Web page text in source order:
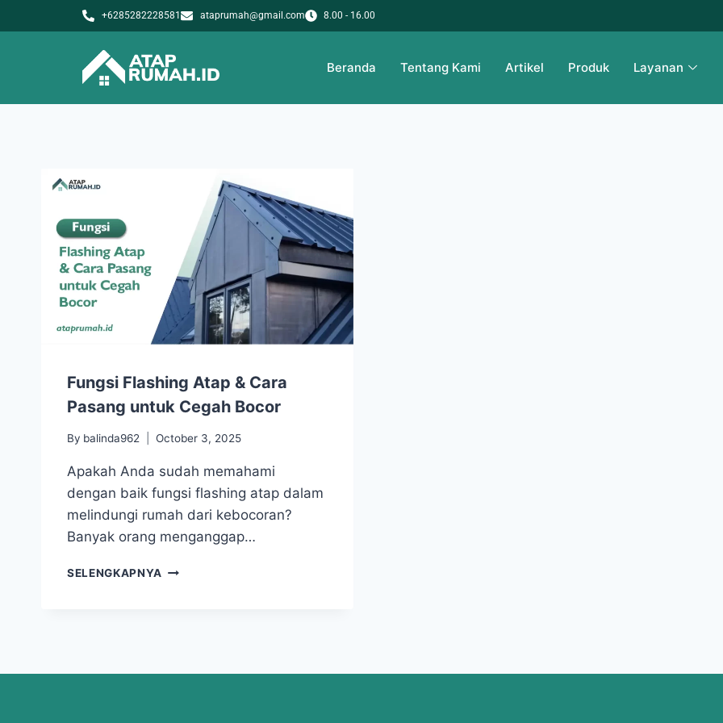
+6285282228581 ataprumah@gmail.com 8.00 - 16.00
Beranda Tentang Kami Artikel Produk Layanan
Fungsi Flashing Atap & Cara
Pasang untuk Cegah Bocor
By balinda962 October 3, 2025
Apakah Anda sudah memahami
dengan baik fungsi flashing atap dalam
melindungi rumah dari kebocoran?
Banyak orang menganggap…
SELENGKAPNYA